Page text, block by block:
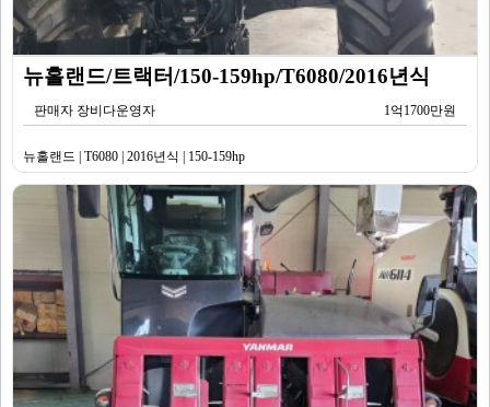
뉴홀랜드/트랙터/150-159hp/T6080/2016년식
판매자 장비다운영자 1억1700만원
뉴홀랜드 | T6080 | 2016년식 | 150-159hp